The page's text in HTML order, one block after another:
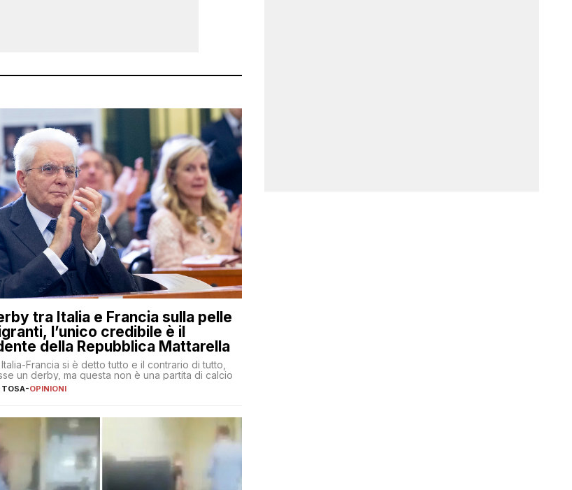
tra Italia e Francia sulla pelle
l’unico credibile è il
della Repubblica Mattarella
Francia si è detto tutto e il contrario di tutto,
un derby, ma questa non è una partita di calcio
TOSA-OPINIONI